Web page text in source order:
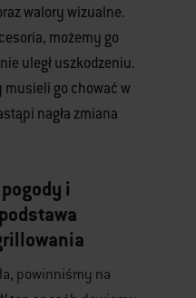
walory wizualne.
możemy go
uległ uszkodzeniu.
musieli go chować w
nagła zmiana
i
powinniśmy na